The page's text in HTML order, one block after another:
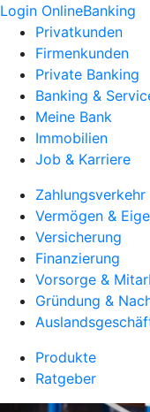
Login OnlineBanking
Privatkunden
Firmenkunden
Private Banking
Banking &
Meine Bank
Immobilien
Job & Karriere
Zahlungsverkehr
Vermögen &
Versicherung
Finanzierung
Vorsorge &
Gründung &
Produkte
Ratgeber